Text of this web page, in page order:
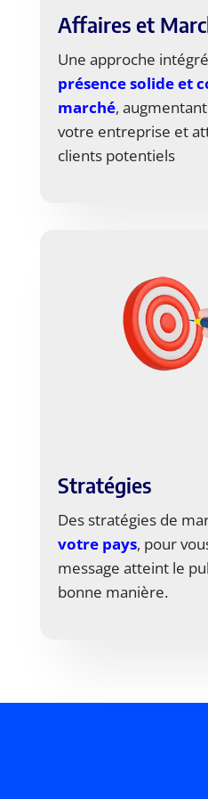
Affaires et
Une approche
présence solide et
marché,
votre entreprise et
clients potentiels
Stratégies
Des stratégies de
votre pays, pour
message atteint le
bonne manière.